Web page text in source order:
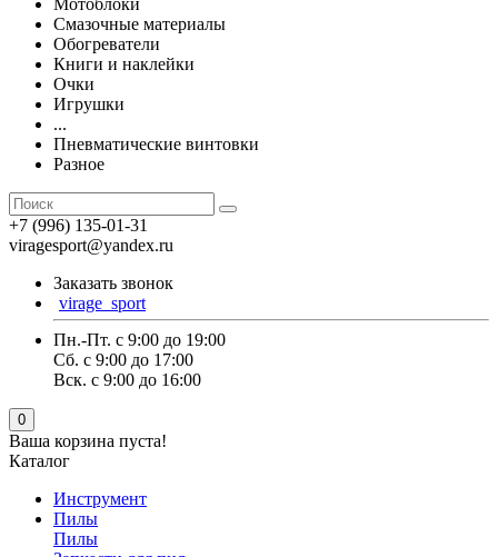
Мотоблоки
Смазочные материалы
Обогреватели
Книги и наклейки
Очки
Игрушки
...
Пневматические винтовки
Разное
+7 (996) 135-01-31
viragesport@yandex.ru
Заказать звонок
virage_sport
Пн.-Пт. с 9:00 до 19:00
Сб. с 9:00 до 17:00
Вск. с 9:00 до 16:00
0
Ваша корзина пуста!
Каталог
Инструмент
Пилы
Пилы